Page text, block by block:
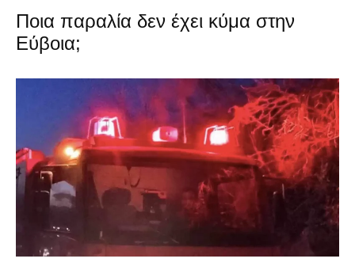
Ποια παραλία δεν έχει κύμα στην
Εύβοια;